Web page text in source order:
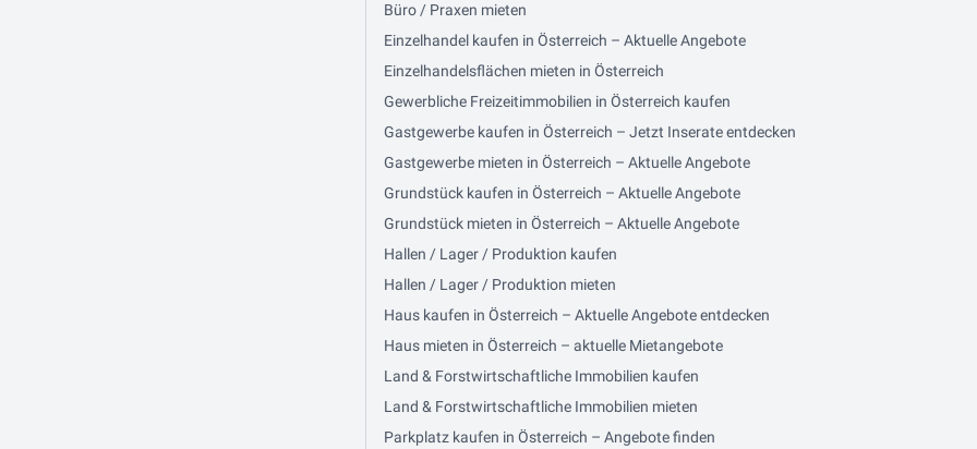
Büro / Praxen mieten
Einzelhandel kaufen in Österreich – Aktuelle Angebote
Einzelhandelsflächen mieten in Österreich
Gewerbliche Freizeitimmobilien in Österreich kaufen
Gastgewerbe kaufen in Österreich – Jetzt Inserate entdecken
Gastgewerbe mieten in Österreich – Aktuelle Angebote
Grundstück kaufen in Österreich – Aktuelle Angebote
Grundstück mieten in Österreich – Aktuelle Angebote
Hallen / Lager / Produktion kaufen
Hallen / Lager / Produktion mieten
Haus kaufen in Österreich – Aktuelle Angebote entdecken
Haus mieten in Österreich – aktuelle Mietangebote
Land & Forstwirtschaftliche Immobilien kaufen
Land & Forstwirtschaftliche Immobilien mieten
Parkplatz kaufen in Österreich – Angebote finden